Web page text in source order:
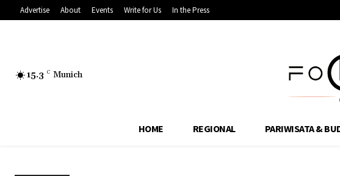
Advertise About Events Write for Us In the Press
15.3 C Munich
HOME REGIONAL PARIWISATA &